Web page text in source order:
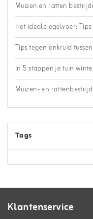
Muizen en ratten
Het ideale egelvoer:
Tips tegen onkruid
In 5 stappen je tuin
Muizen- en
Tags
Klantenservice